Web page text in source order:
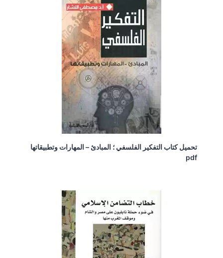
تحميل كتاب التفكير الفلسفي ؛ المبادئ – المهارات وتطبيقاتها
pdf